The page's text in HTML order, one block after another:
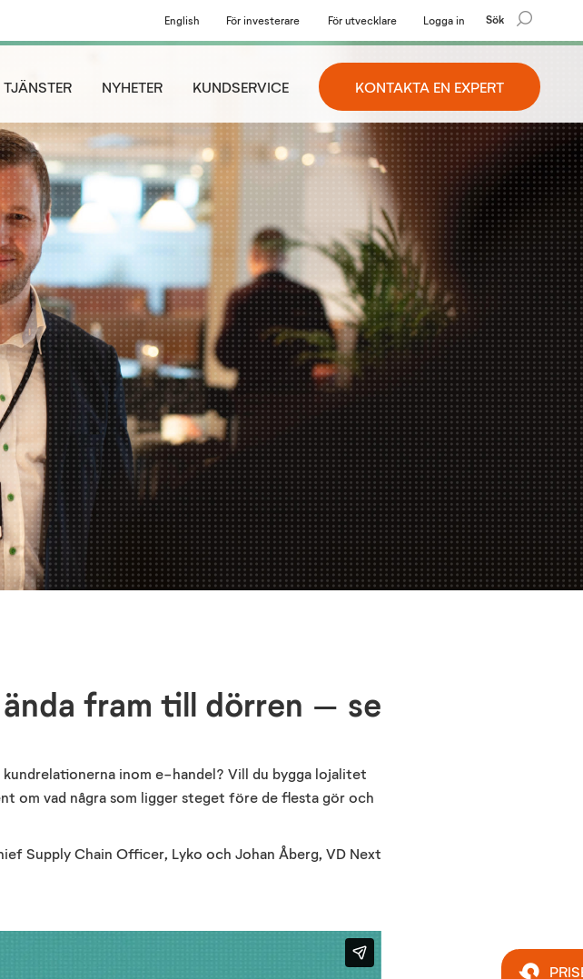
English För investerare För utvecklare Logga in Sök
TJÄNSTER NYHETER KUNDSERVICE KONTAKTA EN EXPERT
fram till dörren – se
inom e-handel? Vill du bygga lojalitet
om vad några som ligger steget före de flesta gör och
Supply Chain Officer, Lyko och Johan Åberg, VD Next